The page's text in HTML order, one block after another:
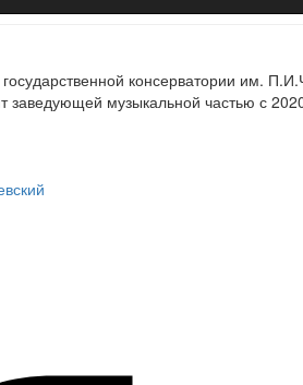
консерватории им.
заведующей музыкальной частью с